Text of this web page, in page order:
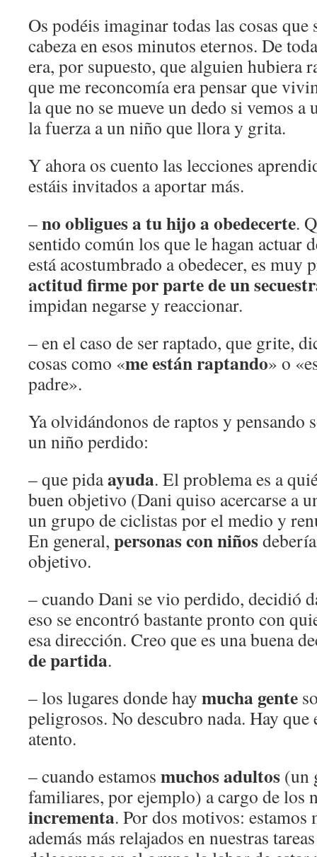
Os podéis imaginar todas las cosas que
cabeza en esos minutos eternos. De
era, por supuesto, que alguien hubiera
que me reconcomía era pensar que
la que no se mueve un dedo si vemos
la fuerza a un niño que llora y grita.
Y ahora os cuento las lecciones
estáis invitados a aportar más.
–no obligues a tu hijo a obedecerte.
sentido común los que le hagan actuar
está acostumbrado a obedecer, es muy
actitud firme por parte de un
impidan negarse y reaccionar.
– en el caso de ser raptado, que grite,
cosas como «me están raptando» o
padre».
Ya olvidándonos de raptos y pensando
un niño perdido:
– que pidaayuda. El problema es a
buen objetivo (Dani quiso acercarse a
un grupo de ciclistas por el medio y
En general, personas con niños
objetivo.
– cuando Dani se vio perdido, decidió
eso se encontró bastante pronto con
esa dirección. Creo que es una buena
de partida.
– los lugares donde hay mucha gente
peligrosos. No descubro nada. Hay que
atento.
– cuando estamos muchos adultos (un
familiares, por ejemplo) a cargo de los
incrementa. Por dos motivos: estamos
además más relajados en nuestras